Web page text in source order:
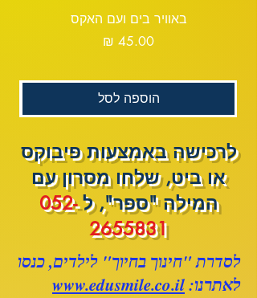
באוויר בים ועם האקס
מחיר
הוספה לסל
לרכישה באמצעות פיבוקס
או ביט, שלחו מסרון עם
המילה "ספר", ל052-
2655831
לסדרת "חינוך בחיוך" לילדים, כנסו
לאתרנו:www.edusmile.co.il